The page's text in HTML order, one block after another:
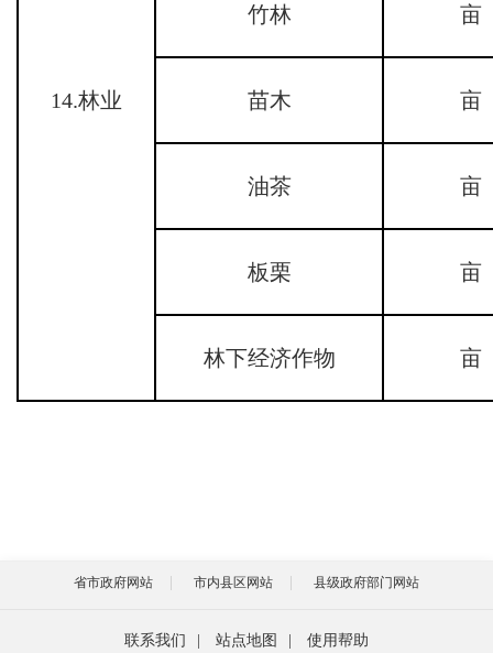
14.林业
竹林 亩
苗木 亩
油茶 亩
板栗 亩
林下经济作物 亩
省市政府网站 市内县区网站 县级政府部门网站
联系我们 | 站点地图 | 使用帮助